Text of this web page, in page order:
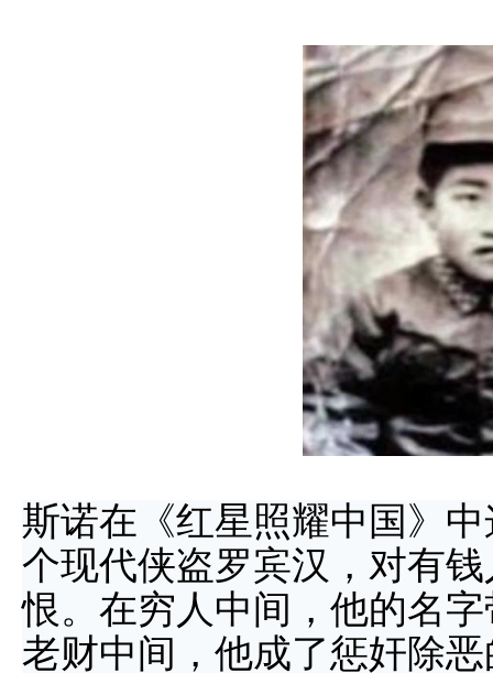
斯诺在《红星照耀中国》
个现代侠盗罗宾汉，对有
恨。在穷人中间，他的名
老财中间，他成了惩奸除